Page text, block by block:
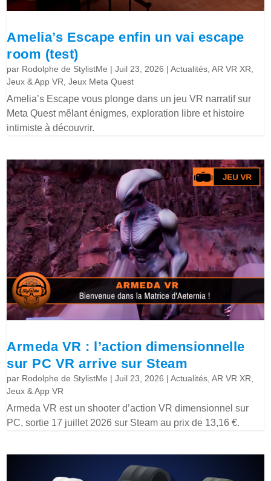
Amelia’s Escape enfin un vai escape
room (test)
par Rodolphe de StylistMe |Juil 23, 2026 |Actualités,AR VR XR,
Jeux & App VR,Jeux Meta Quest
Amelia’s Escape vous plonge dans un jeu VR narratif sur
Meta Quest mêlant énigmes, exploration libre et histoire
intimiste à découvrir.
Armeda VR : l’action dimensionnelle
sur PC VR arrive sur Steam
par Rodolphe de StylistMe |Juil 23, 2026 |Actualités,AR VR XR,
Jeux & App VR
Armeda VR est un shooter d’action VR dimensionnel sur
PC, sortie 17 juillet 2026 sur Steam au prix de 13,16 €.